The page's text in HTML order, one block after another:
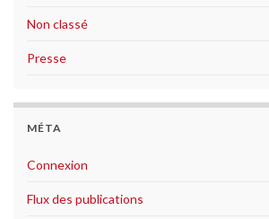
Non classé
Presse
MÉTA
Connexion
Flux des publications